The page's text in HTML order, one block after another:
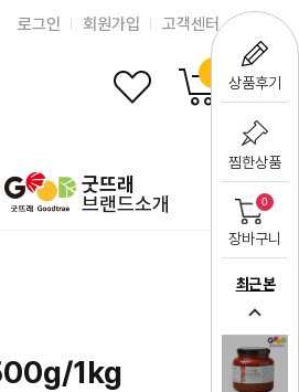
상품후기
찜한상품
0
장바구니
최근 본
로그인 회원가입 고객센터
굿뜨래
브랜드소개
1kg